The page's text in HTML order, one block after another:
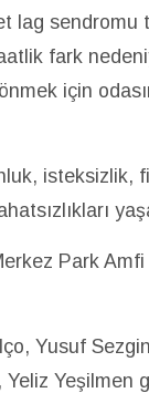
lag sendromu
fark
için
isteksizlik,
Park
Yusuf
Yeşilmen